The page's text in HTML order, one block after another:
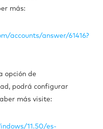
más:
accounts/answer/61416?
opción de
podrá configurar
más visite:
11.50/es-